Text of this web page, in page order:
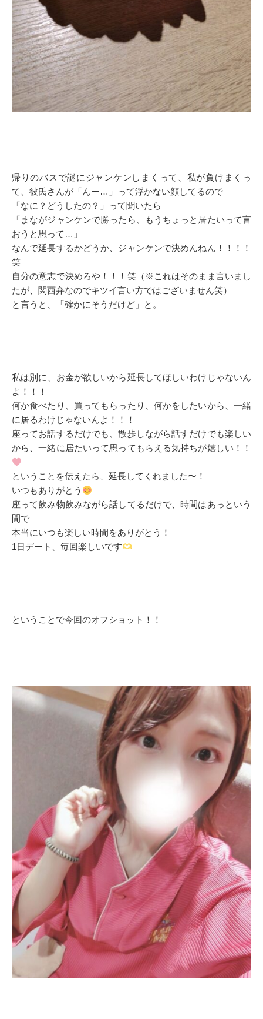
帰りのバスで謎にジャンケンしまくって、私が負けまくっ
て、彼氏さんが「んー…」って浮かない顔してるので
「なに？どうしたの？」って聞いたら
「まながジャンケンで勝ったら、もうちょっと居たいって言
おうと思って…」
なんで延長するかどうか、ジャンケンで決めんねん！！！！
笑
自分の意志で決めろや！！！笑（※これはそのまま言いまし
たが、関西弁なのでキツイ言い方ではございません笑）
と言うと、「確かにそうだけど」と。
私は別に、お金が欲しいから延長してほしいわけじゃないん
よ！！！
何か食べたり、買ってもらったり、何かをしたいから、一緒
に居るわけじゃないんよ！！！
座ってお話するだけでも、散歩しながら話すだけでも楽しい
から、一緒に居たいって思ってもらえる気持ちが嬉しい！！
ということを伝えたら、延長してくれました〜！
いつもありがとう
座って飲み物飲みながら話してるだけで、時間はあっという
間で
本当にいつも楽しい時間をありがとう！
1日デート、毎回楽しいです
ということで今回のオフショット！！